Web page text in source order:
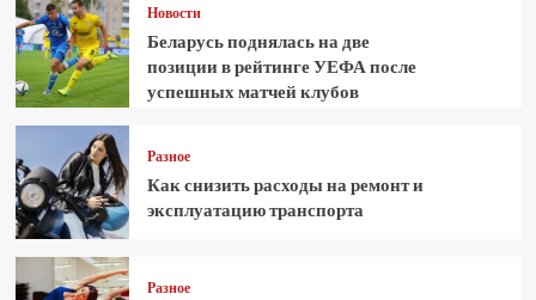
Новости
Беларусь поднялась на две
позиции в рейтинге УЕФА после
успешных матчей клубов
Разное
Как снизить расходы на ремонт и
эксплуатацию транспорта
Разное